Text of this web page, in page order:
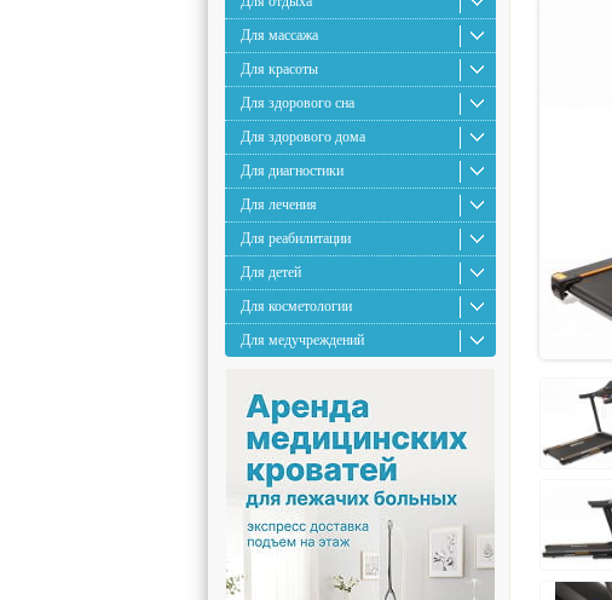
Для массажа
Для красоты
Для здорового сна
Для здорового дома
Для диагностики
Для лечения
Для реабилитации
Для детей
Для косметологии
Для медучреждений